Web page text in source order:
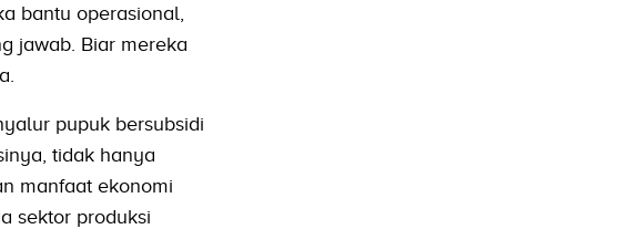
bantu operasional,
jawab. Biar mereka
pupuk bersubsidi
tidak hanya
manfaat ekonomi
sektor produksi